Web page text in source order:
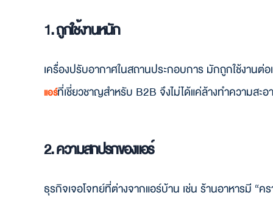
1. ถูกใช้งานหนัก
เครื่องปรับอากาศในสถานประกอบการ มักถูกใช้งานต่
แอร์ที่เชี่ยวชาญสำหรับ B2B จึงไม่ได้แค่ล้างทำความสะ
2. ความสกปรกของแอร์
ธุรกิจเจอโจทย์ที่ต่างจากแอร์บ้าน เช่น ร้านอาหารมี